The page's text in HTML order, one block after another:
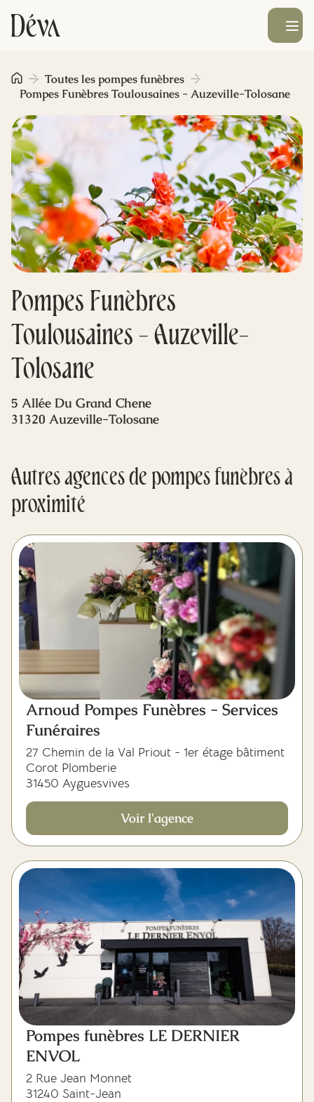
Obsèques
Prévoyance
Monument funéraire
Livraison de fleurs
Blog
Mes dernières volontés
Ouvrir le
Pompes Funèbres
Toulousaines - Auzeville-
Tolosane
Toutes les pompes funèbres
Pompes Funèbres Toulousaines - Auzeville-Tolosane
5 Allée Du Grand Chene
31320 Auzeville-Tolosane
Autres agences de pompes funèbres à
proximité
Arnoud Pompes Funèbres - Services
Funéraires
27 Chemin de la Val Priout - 1er étage bâtiment
Corot Plomberie
31450 Ayguesvives
Voir l'agence
Pompes funèbres LE DERNIER
ENVOL
2 Rue Jean Monnet
31240 Saint-Jean